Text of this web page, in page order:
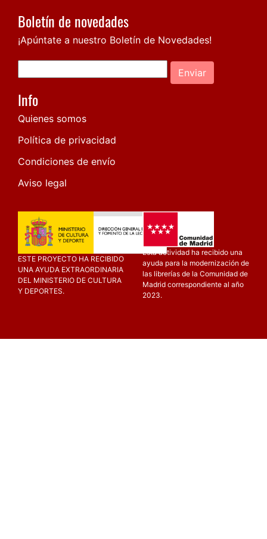
Boletín de novedades
¡Apúntate a nuestro Boletín de Novedades!
Enviar
Info
Quienes somos
Política de privacidad
Condiciones de envío
Aviso legal
ESTE PROYECTO HA RECIBIDO
UNA AYUDA EXTRAORDINARIA
DEL MINISTERIO DE CULTURA
Y DEPORTES.
Esta actividad ha recibido una
ayuda para la modernización de
las librerías de la Comunidad de
Madrid correspondiente al año
2023.